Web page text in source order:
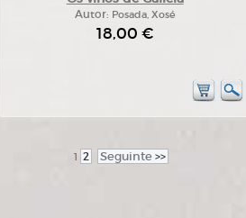
Autor: Posada, Xosé
18,00 €
1 2 Seguinte >>